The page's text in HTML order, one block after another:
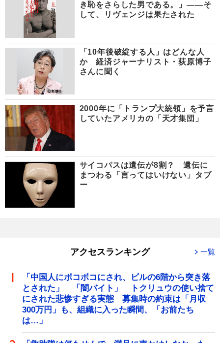
き恥をさらした男である。」――そ
して、リヴェンジは果たされた
「10年後破綻する人」はどんな人
か 経済ジャーナリスト・荻原博子
さんに聞く
2000年に「トランプ大統領」を予言
していたアメリカの「天才集団」
サイコパスは遺伝が8割？ 遺伝に
まつわる「言ってはいけない」タブ
ー
アクセスランキング 一覧
「中国人にボコボコにされ、ビルの6階から突き落
とされた」 「闇バイト」 トクリュウの使い捨て
にされた悲惨すぎる実態 募集時の約束は「月収
300万円」も、組織に入った瞬間、「お前たち
は…」